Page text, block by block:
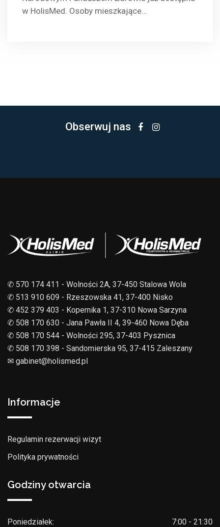
w HolisMed. Osoby mieszkające…
Obserwuj nas
✆ 570 174 411 - Wolności 2A, 37-450 Stalowa Wola
✆ 513 910 609 - Rzeszowska 41, 37-400 Nisko
✆ 452 379 403 - Kopernika 1, 37-310 Nowa Sarzyna
✆ 508 170 630 - Jana Pawła II 4, 39-460 Nowa Dęba
✆ 508 170 544 - Wolności 295, 37-403 Pysznica
✆ 508 170 398 - Sandomierska 95, 37-415 Zaleszany
✉︎ gabinet@holismed.pl
Informacje
Regulamin rezerwacji wizyt
Polityka prywatności
Godziny otwarcia
Poniedziałek: 7:00 - 21:30